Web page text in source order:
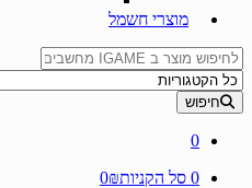
מוצרי חשמל
Search for:
חיפוש
0
0 סל הקניות0₪